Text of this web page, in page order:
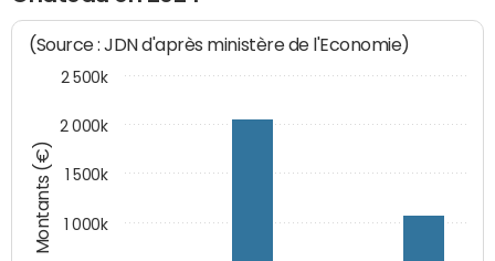
Montants (€)
(Source : JDN d'après ministère de l'Economie)
1 000k
1 500k
2 000k
2 500k